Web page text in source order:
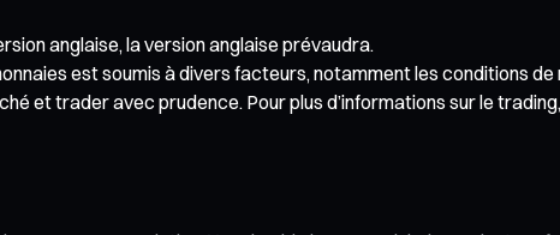
anglaise, la version anglaise prévaudra.
est soumis à divers facteurs, notamment les conditions
et trader avec prudence. Pour plus d’informations sur le